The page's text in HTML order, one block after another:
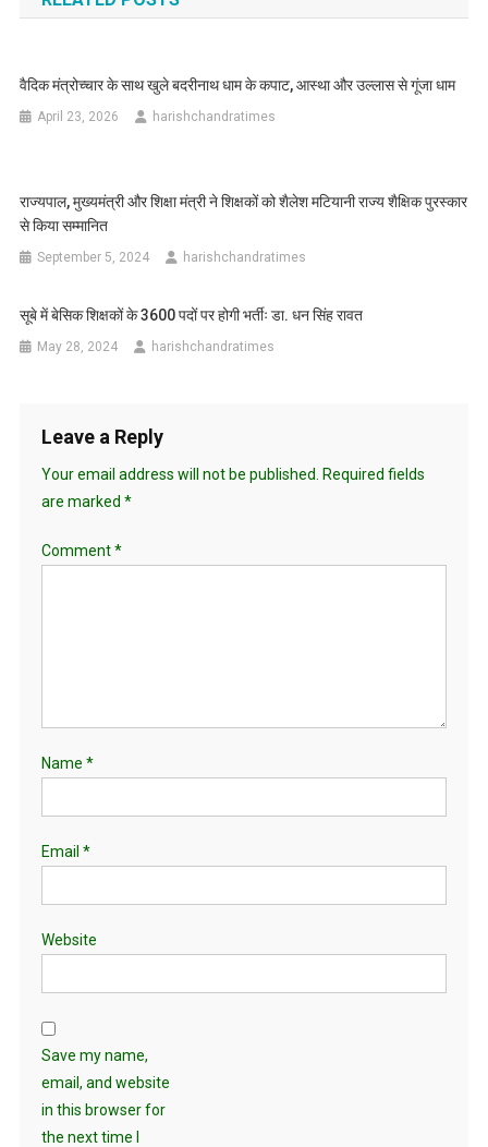
वैदिक मंत्रोच्चार के साथ खुले बदरीनाथ धाम के कपाट, आस्था और उल्लास से गूंजा धाम
April 23, 2026 harishchandratimes
राज्यपाल, मुख्यमंत्री और शिक्षा मंत्री ने शिक्षकों को शैलेश मटियानी राज्य शैक्षिक पुरस्कार
से किया सम्मानित
September 5, 2024 harishchandratimes
सूबे में बेसिक शिक्षकों के 3600 पदों पर होगी भर्तीः डा. धन सिंह रावत
May 28, 2024 harishchandratimes
Leave a Reply
Your email address will not be published. Required fields
are marked *
Comment*
Name *
Email *
Website
Save my name,
email, and website
in this browser for
the next time I